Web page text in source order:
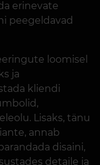
erinevate
peegeldavad
loomisel
ja
kliendi
Lisaks, tänu
annab
disaini,
detaile ja